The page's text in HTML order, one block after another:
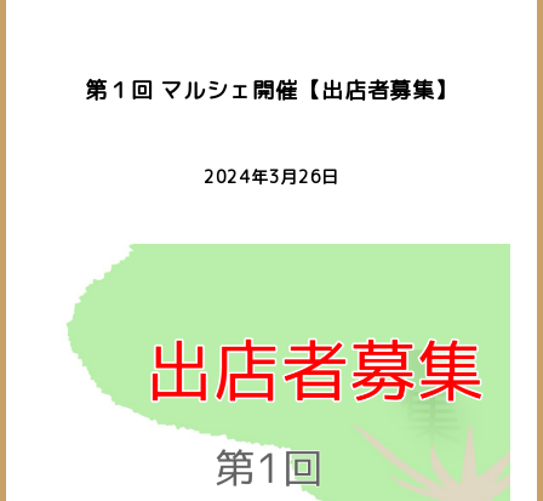
第１回 マルシェ開催【出店者募集】
2024年3月26日